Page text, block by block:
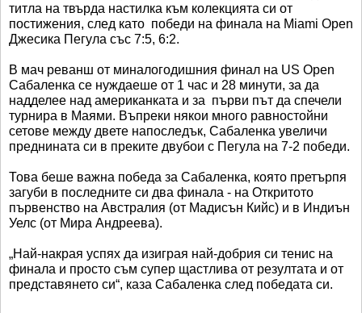
титла на твърда настилка към колекцията си от
постижения, след като победи на финала на Miami Open
Джесика Пегула със 7:5, 6:2.
В мач реванш от миналогодишния финал на US Open
Сабаленка се нуждаеше от 1 час и 28 минути, за да
надделее над американката и за първи път да спечели
турнира в Маями. Въпреки някои много равностойни
сетове между двете напоследък, Сабаленка увеличи
преднината си в преките двубои с Пегула на 7-2 победи.
Това беше важна победа за Сабаленка, която претърпя
загуби в последните си два финала - на Откритото
първенство на Австралия (от Мадисън Кийс) и в Индиън
Уелс (от Мира Андреева).
„Най-накрая успях да изиграя най-добрия си тенис на
финала и просто съм супер щастлива от резултата и от
представянето си“, каза Сабаленка след победата си.